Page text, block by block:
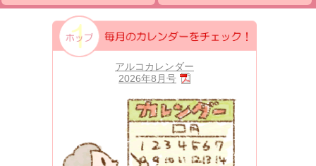
アルコカレンダー
2026年8月号